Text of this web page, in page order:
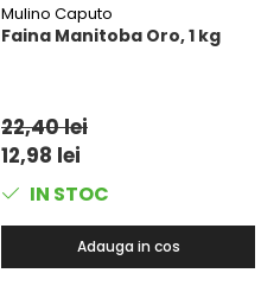
Mulino Caputo
Faina Manitoba Oro, 1 kg
22,40 lei
12,98 lei
IN STOC
Adauga in cos